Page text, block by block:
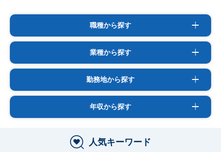
職種から探す
業種から探す
勤務地から探す
年収から探す
人気キーワード